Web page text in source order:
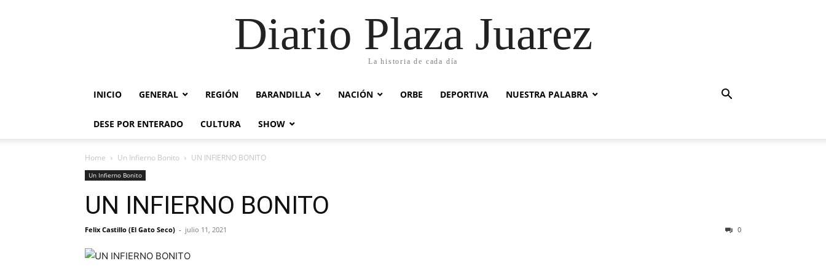
Diario Plaza Juarez
La historia de cada día
INICIO GENERAL REGIÓN BARANDILLA NACIÓN ORBE DEPORTIVA NUESTRA PALABRA
DESE POR ENTERADO CULTURA SHOW
Home Un Infierno Bonito UN INFIERNO BONITO
Un Infierno Bonito
UN INFIERNO BONITO
Felix Castillo (El Gato Seco) - julio 11, 2021 0